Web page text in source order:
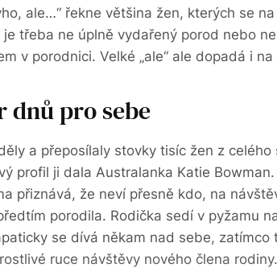
ale…“ řekne většina žen, kterých se
je třeba ne úplně vydařený porod nebo
v porodnici. Velké „ale“ ale dopadá i
dnů pro sebe
a přeposílaly stovky tisíc žen z celého
profil ji dala Australanka Katie
přiznává, že neví přesně kdo, na
porodila. Rodička sedí v pyžamu
se dívá někam nad sebe, zatímco
ruce návštěvy nového člena